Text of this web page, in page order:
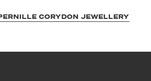
CORYDON JEWELLERY